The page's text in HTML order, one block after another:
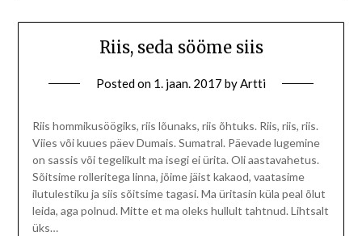
Riis, seda sööme siis
Posted on 1. jaan. 2017 byArtti
Riis hommikusöögiks, riis lõunaks, riis õhtuks. Riis, riis, riis.
Viies või kuues päev Dumais. Sumatral. Päevade lugemine
on sassis või tegelikult ma isegi ei ürita. Oli aastavahetus.
Sõitsime rolleritega linna, jõime jäist kakaod, vaatasime
ilutulestiku ja siis sõitsime tagasi. Ma üritasin küla peal õlut
leida, aga polnud. Mitte et ma oleks hullult tahtnud. Lihtsalt
üks…